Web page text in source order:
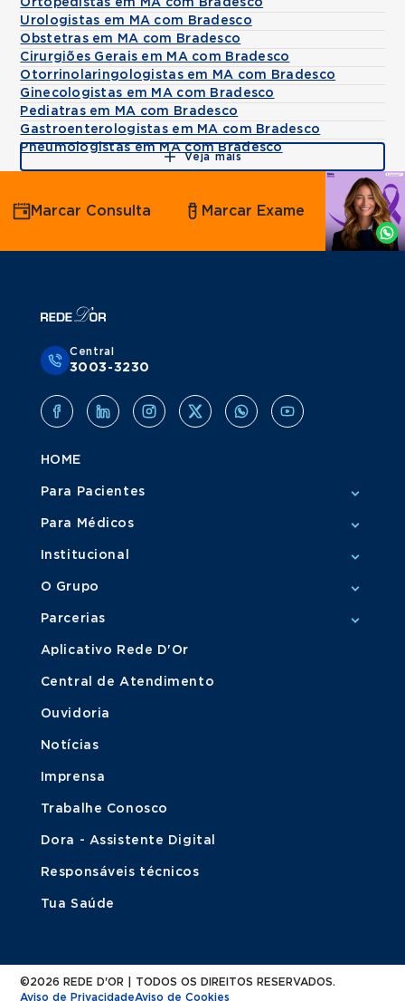
Ortopedistas em MA com Bradesco
Urologistas em MA com Bradesco
Obstetras em MA com Bradesco
Cirurgiões Gerais em MA com Bradesco
Otorrinolaringologistas em MA com Bradesco
Ginecologistas em MA com Bradesco
Pediatras em MA com Bradesco
Gastroenterologistas em MA com Bradesco
Pneumologistas em MA com Bradesco
Veja mais
Agende
por
Whatsapp
Marcar Consulta Marcar Exame
Central
3003-3230
HOME
Para Pacientes
Para Médicos
Institucional
O Grupo
Parcerias
Aplicativo Rede D'Or
Central de Atendimento
Ouvidoria
Notícias
Imprensa
Trabalhe Conosco
Dora - Assistente Digital
Responsáveis técnicos
Tua Saúde
©2026 REDE D'OR | TODOS OS DIREITOS RESERVADOS.
Aviso de PrivacidadeAviso de Cookies